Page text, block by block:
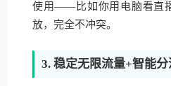
使用——比如你用电脑看直
放，完全不冲突。
3. 稳定无限流量+智能